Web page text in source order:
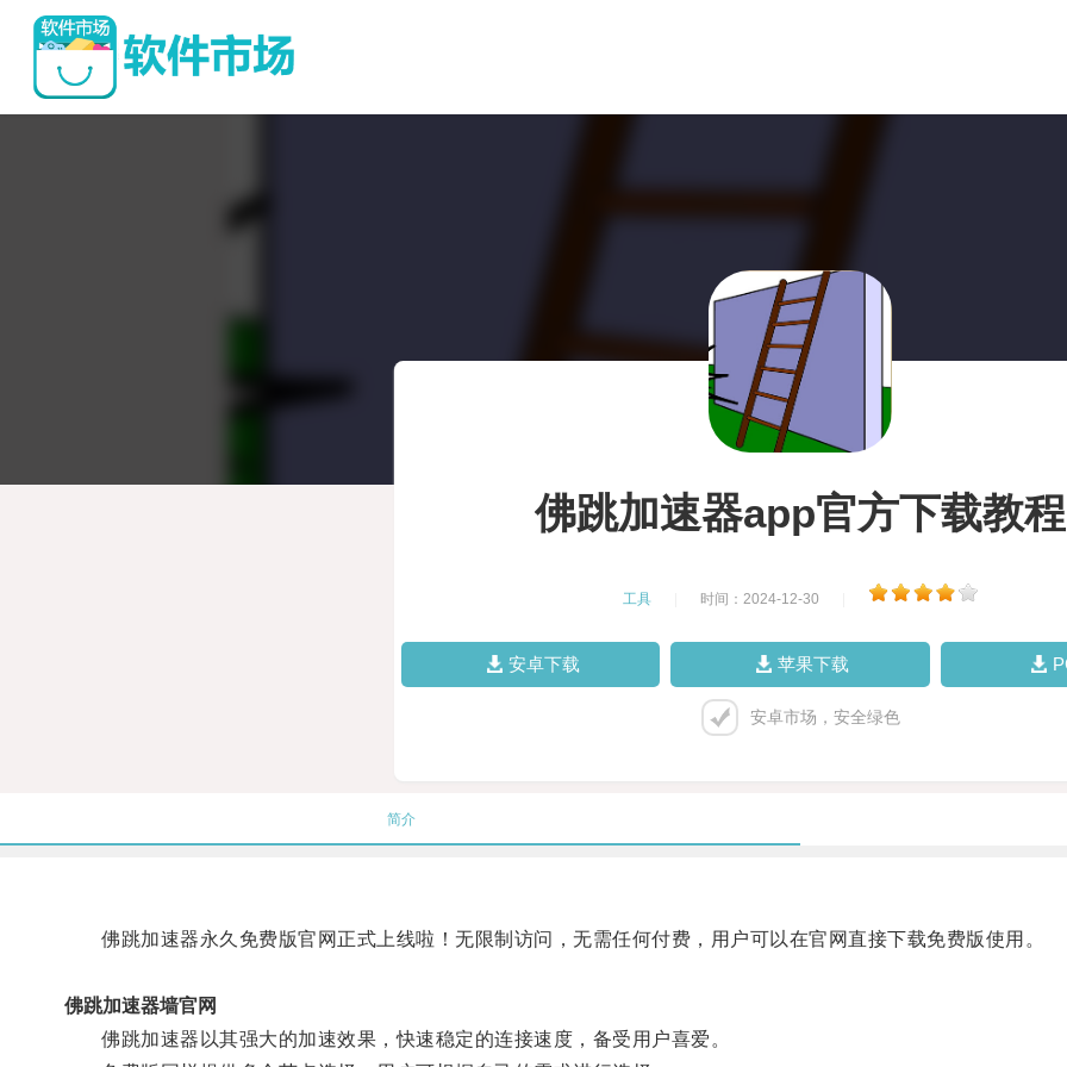
佛跳加速器app官方下载教程
工具 时间：2024-12-30
安卓下载 苹果下载
安卓市场，安全绿色
简介
佛跳加速器永久免费版官网正式上线啦！无限制访问，无需任何付费，用户可以在官网直接下载免费版使用。
佛跳加速器墙官网
佛跳加速器以其强大的加速效果，快速稳定的连接速度，备受用户喜爱。